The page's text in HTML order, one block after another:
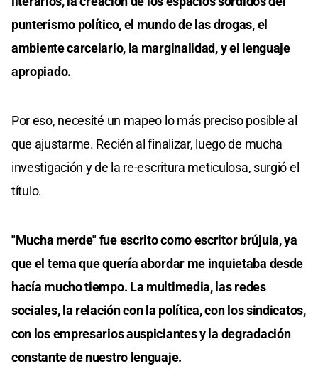
punterismo político, el mundo de las drogas, el
ambiente carcelario, la marginalidad, y el lenguaje
apropiado.
Por eso, necesité un mapeo lo más preciso posible al
que ajustarme. Recién al finalizar, luego de mucha
investigación y de la re-escritura meticulosa, surgió el
título.
"Mucha merde" fue escrito como escritor brújula, ya
que el tema que quería abordar me inquietaba desde
hacía mucho tiempo. La multimedia, las redes
sociales, la relación con la política, con los sindicatos,
con los empresarios auspiciantes y la degradación
constante de nuestro lenguaje.